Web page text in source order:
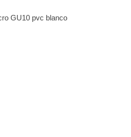
GU10 pvc blanco